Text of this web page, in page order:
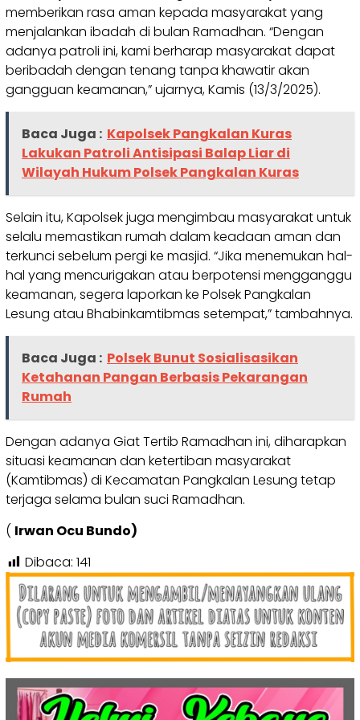
memberikan rasa aman kepada masyarakat yang
menjalankan ibadah di bulan Ramadhan. “Dengan
adanya patroli ini, kami berharap masyarakat dapat
beribadah dengan tenang tanpa khawatir akan
gangguan keamanan,” ujarnya, Kamis (13/3/2025).
Baca Juga : Kapolsek Pangkalan Kuras
Lakukan Patroli Antisipasi Balap Liar di
Wilayah Hukum Polsek Pangkalan Kuras
Selain itu, Kapolsek juga mengimbau masyarakat untuk
selalu memastikan rumah dalam keadaan aman dan
terkunci sebelum pergi ke masjid. “Jika menemukan hal-
hal yang mencurigakan atau berpotensi mengganggu
keamanan, segera laporkan ke Polsek Pangkalan
Lesung atau Bhabinkamtibmas setempat,” tambahnya.
Baca Juga : Polsek Bunut Sosialisasikan
Ketahanan Pangan Berbasis Pekarangan
Rumah
Dengan adanya Giat Tertib Ramadhan ini, diharapkan
situasi keamanan dan ketertiban masyarakat
(Kamtibmas) di Kecamatan Pangkalan Lesung tetap
terjaga selama bulan suci Ramadhan.
( Irwan Ocu Bundo)
Dibaca: 141